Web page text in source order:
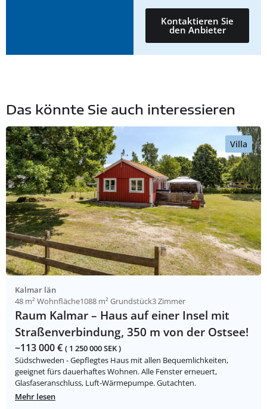
Kontaktieren Sie
den Anbieter
Das könnte Sie auch interessieren
Villa
Kalmar län
48 m² Wohnfläche1088 m² Grundstück3 Zimmer
Raum Kalmar – Haus auf einer Insel mit
Straßenverbindung, 350 m von der Ostsee!
~113 000 € ( 1 250 000 SEK )
Südschweden - Gepflegtes Haus mit allen Bequemlichkeiten,
geeignet fürs dauerhaftes Wohnen. Alle Fenster erneuert,
Glasfaseranschluss, Luft-Wärmepumpe. Gutachten.
Mehr lesen